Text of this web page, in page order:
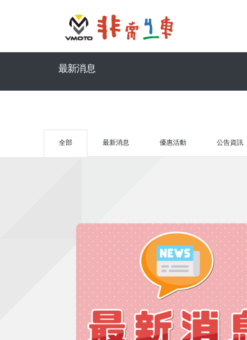
最新消息
全部 最新消息 優惠活動 公告資訊